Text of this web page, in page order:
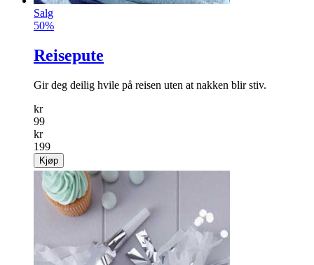
Salg
50%
Reisepute
Gir deg deilig hvile på reisen uten at nakken blir stiv.
kr
99
kr
199
Kjøp